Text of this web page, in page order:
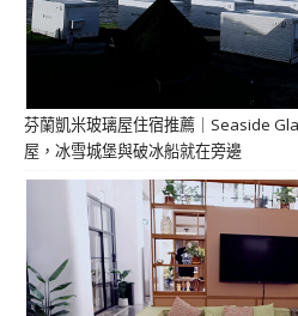
芬蘭凱米玻璃屋住宿推薦｜Seaside
屋，冰雪城堡與破冰船就在旁邊